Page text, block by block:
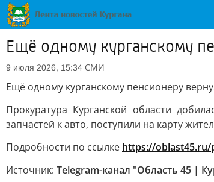
Ещё одному курганскому
9 июля 2026, 15:34 СМИ
Ещё одному курганскому пенсионеру
Прокуратура Курганской области
запчастей к авто, поступили на карту
Подробности по ссылке https://oblast45.ru/
Источник: Telegram-канал "Область 45 |